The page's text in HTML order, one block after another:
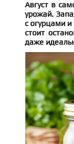
Август в
урожай.
с огурцами
стоит
даже